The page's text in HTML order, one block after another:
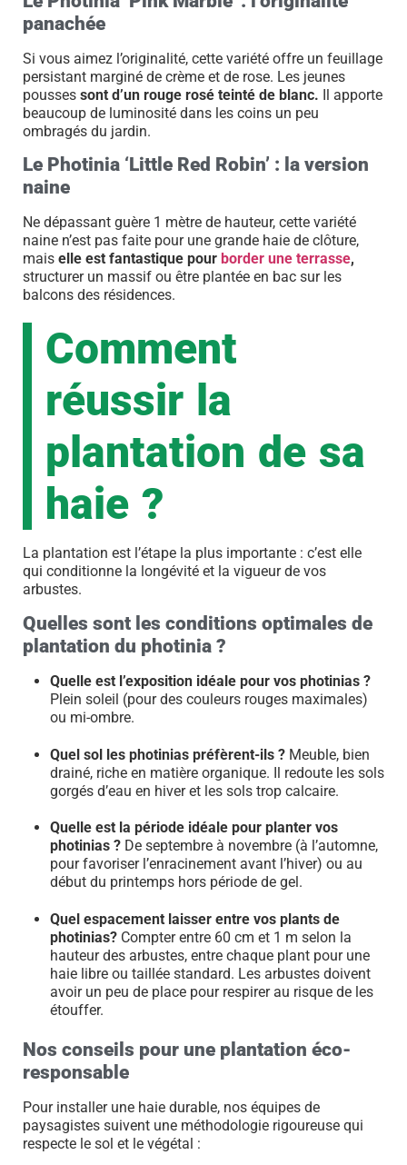
panachée
Si vous aimez l’originalité, cette variété offre un feuillage
persistant marginé de crème et de rose. Les jeunes
pousses sont d’un rouge rosé teinté de blanc. Il apporte
beaucoup de luminosité dans les coins un peu
ombragés du jardin.
Le Photinia ‘Little Red Robin’ : la version
naine
Ne dépassant guère 1 mètre de hauteur, cette variété
naine n’est pas faite pour une grande haie de clôture,
mais elle est fantastique pour border une terrasse,
structurer un massif ou être plantée en bac sur les
balcons des résidences.
Comment
réussir la
plantation de sa
haie ?
La plantation est l’étape la plus importante : c’est elle
qui conditionne la longévité et la vigueur de vos
arbustes.
Quelles sont les conditions optimales de
plantation du photinia ?
Quelle est l’exposition idéale pour vos photinias ?
Plein soleil (pour des couleurs rouges maximales)
ou mi-ombre.
Quel sol les photinias préfèrent-ils ? Meuble, bien
drainé, riche en matière organique. Il redoute les sols
gorgés d’eau en hiver et les sols trop calcaire.
Quelle est la période idéale pour planter vos
photinias ? De septembre à novembre (à l’automne,
pour favoriser l’enracinement avant l’hiver) ou au
début du printemps hors période de gel.
Quel espacement laisser entre vos plants de
photinias? Compter entre 60 cm et 1 m selon la
hauteur des arbustes, entre chaque plant pour une
haie libre ou taillée standard. Les arbustes doivent
avoir un peu de place pour respirer au risque de les
étouffer.
Nos conseils pour une plantation éco-
responsable
Pour installer une haie durable, nos équipes de
paysagistes suivent une méthodologie rigoureuse qui
respecte le sol et le végétal :